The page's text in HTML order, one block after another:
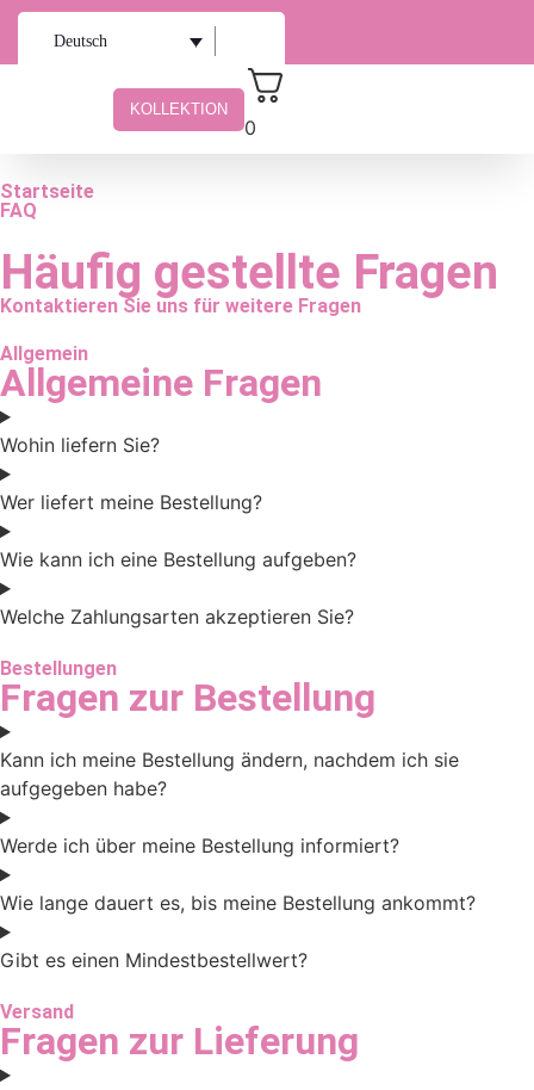
Deutsch
KOLLEKTION
0
Startseite
FAQ
Häufig gestellte Fragen
Kontaktieren Sie uns für weitere Fragen
Allgemein
Allgemeine Fragen
Wohin liefern Sie?
Wer liefert meine Bestellung?
Wie kann ich eine Bestellung aufgeben?
Welche Zahlungsarten akzeptieren Sie?
Bestellungen
Fragen zur Bestellung
Kann ich meine Bestellung ändern, nachdem ich sie
aufgegeben habe?
Werde ich über meine Bestellung informiert?
Wie lange dauert es, bis meine Bestellung ankommt?
Gibt es einen Mindestbestellwert?
Versand
Fragen zur Lieferung